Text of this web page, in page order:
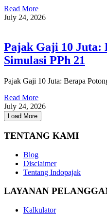
Read More
July 24, 2026
Pajak Gaji 10 Juta:
Simulasi PPh 21
Pajak Gaji 10 Juta: Berapa
Read More
July 24, 2026
Load More
TENTANG KAMI
Blog
Disclaimer
Tentang Indopajak
LAYANAN
Kalkulator